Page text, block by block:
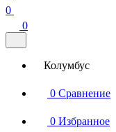
0
0
Колумбус
0 Сравнение
0 Избранное